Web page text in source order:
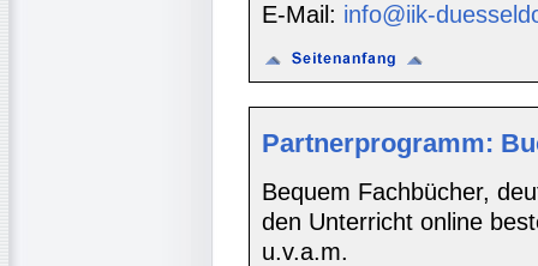
E-Mail: info@iik-
Partnerprogramm:
Bequem Fachbücher,
den Unterricht online
u.v.a.m.